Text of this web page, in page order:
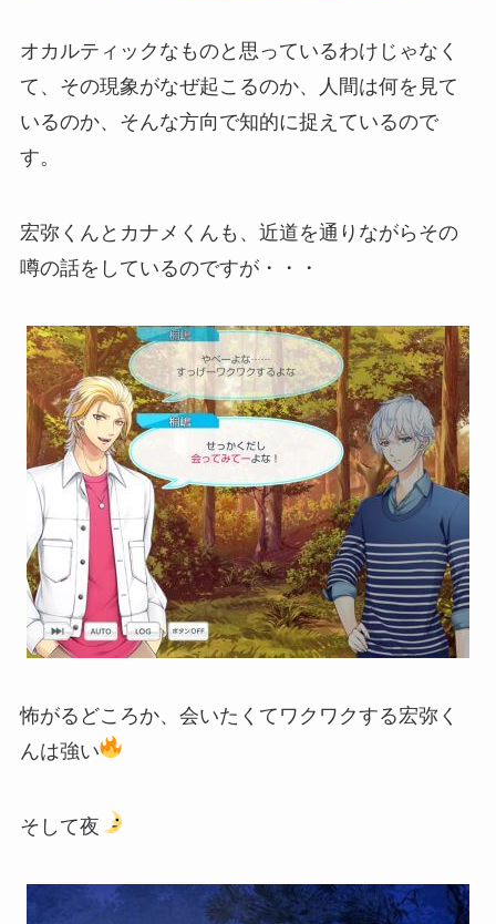
オカルティックなものと思っているわけじゃなく
て、その現象がなぜ起こるのか、人間は何を見て
いるのか、そんな方向で知的に捉えているので
す。
宏弥くんとカナメくんも、近道を通りながらその
噂の話をしているのですが・・・
怖がるどころか、会いたくてワクワクする宏弥く
んは強い
そして夜